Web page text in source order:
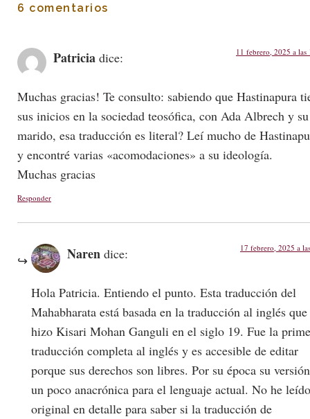
6 comentarios
Patricia dice: 11 febrero, 2025 a las
Muchas gracias! Te consulto: sabiendo que Hastinapura
sus inicios en la sociedad teosófica, con Ada Albrech y su
marido, esa traducción es literal? Leí mucho de
y encontré varias «acomodaciones» a su ideología.
Muchas gracias
Responder
Naren dice: 17 febrero, 2025 a
Hola Patricia. Entiendo el punto. Esta traducción del
Mahabharata está basada en la traducción al inglés que
hizo Kisari Mohan Ganguli en el siglo 19. Fue la
traducción completa al inglés y es accesible de editar
porque sus derechos son libres. Por su época su
un poco anacrónica para el lenguaje actual. No he
original en detalle para saber si la traducción de